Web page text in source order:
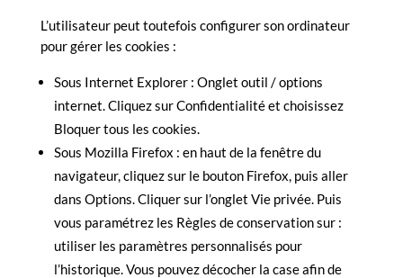
L’utilisateur peut toutefois configurer son ordinateur
pour gérer les cookies :
Sous Internet Explorer : Onglet outil / options
internet. Cliquez sur Confidentialité et choisissez
Bloquer tous les cookies.
Sous Mozilla Firefox : en haut de la fenêtre du
navigateur, cliquez sur le bouton Firefox, puis aller
dans Options. Cliquer sur l’onglet Vie privée. Puis
vous paramétrez les Règles de conservation sur :
utiliser les paramètres personnalisés pour
l’historique. Vous pouvez décocher la case afin de